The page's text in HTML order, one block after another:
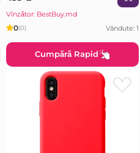
Vînzător: BestBuy.md
0(0) Vândute: 1
Cumpără Rapid